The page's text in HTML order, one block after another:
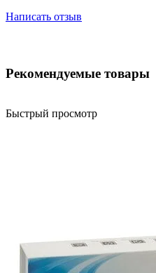
Написать отзыв
Рекомендуемые товары
Быстрый просмотр